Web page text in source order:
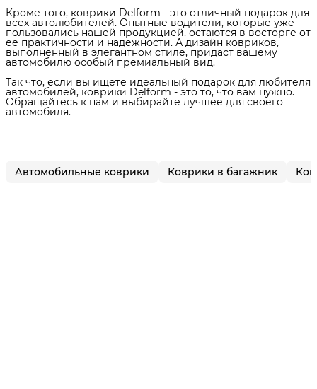
Кроме того, коврики Delform - это отличный подарок для
всех автолюбителей. Опытные водители, которые уже
пользовались нашей продукцией, остаются в восторге от
ее практичности и надежности. А дизайн ковриков,
выполненный в элегантном стиле, придаст вашему
автомобилю особый премиальный вид.
Так что, если вы ищете идеальный подарок для любителя
автомобилей, коврики Delform - это то, что вам нужно.
Обращайтесь к нам и выбирайте лучшее для своего
автомобиля.
Автомобильные коврики Коврики в багажник